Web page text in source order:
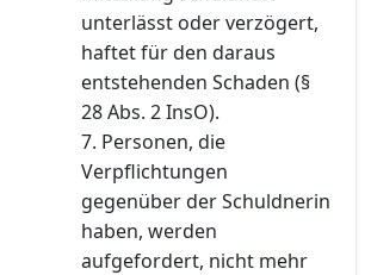
unterlässt oder verzögert,
haftet für den daraus
entstehenden Schaden (§
28 Abs. 2 InsO).
7. Personen, die
Verpflichtungen
gegenüber der Schuldnerin
haben, werden
aufgefordert, nicht mehr